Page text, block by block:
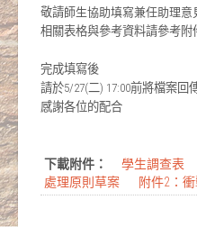
敬請師生協助填寫兼任助理意
相關表格與參考資料請參考附
完成填寫後
請於5/27(二) 17:00前將檔案回
感謝各位的配合
下載附件： 學生調查表
處理原則草案
附件2：